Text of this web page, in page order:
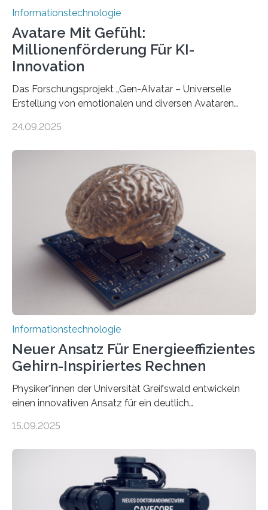
Informationstechnologie
Avatare Mit Gefühl:
Millionenförderung Für KI-
Innovation
Das Forschungsprojekt „Gen-AIvatar – Universelle
Erstellung von emotionalen und diversen Avataren
Förderung in Höhe von rund 2 Millionen Euro. Dabei
der MindPort GmbH eine neuartige, KI-gestützte
Lösung zur Erzeugung von Emotionen für realistische
Avatare. Gen-AIvatar entwickelt innovative und
kosteneffiziente Methoden, um lebensechte Avatare zu
erstellen. „Besonders wichtig ist uns eine ganzheitliche
Animation, bei der Stimme, Körperbewegung, Gestik
und Mimik im Einklang sind…
24.09.2025
Informationstechnologie
Neuer Ansatz Für Energieeffizientes
Gehirn-Inspiriertes Rechnen
Physiker*innen der Universität Greifswald entwickeln
einen innovativen Ansatz für ein deutlich
Lösungsweg ist inspiriert vom menschlichen Gehirn. Die
stellt die heutige Computertechnik vor
Herausforderungen. Herkömmliche Silizium-
Prozessoren stoßen an ihre Grenzen: Sie verbrauchen
viel Energie, die Speicher- und Verarbeitungseinheiten
15.09.2025